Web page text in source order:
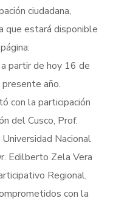
ciudadana,
que estará disponible
partir de hoy 16 de
año.
con la participación
del Cusco, Prof.
Nacional
Edilberto Zela Vera
Regional,
con la